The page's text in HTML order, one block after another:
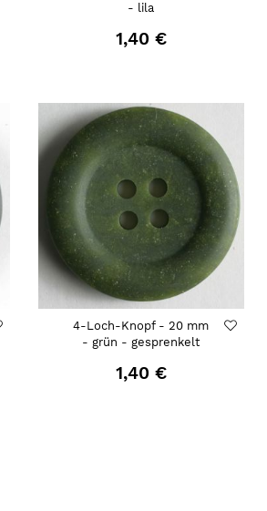
- lila
1,40 €
4-Loch-Knopf - 20 mm
- grün - gesprenkelt
1,40 €